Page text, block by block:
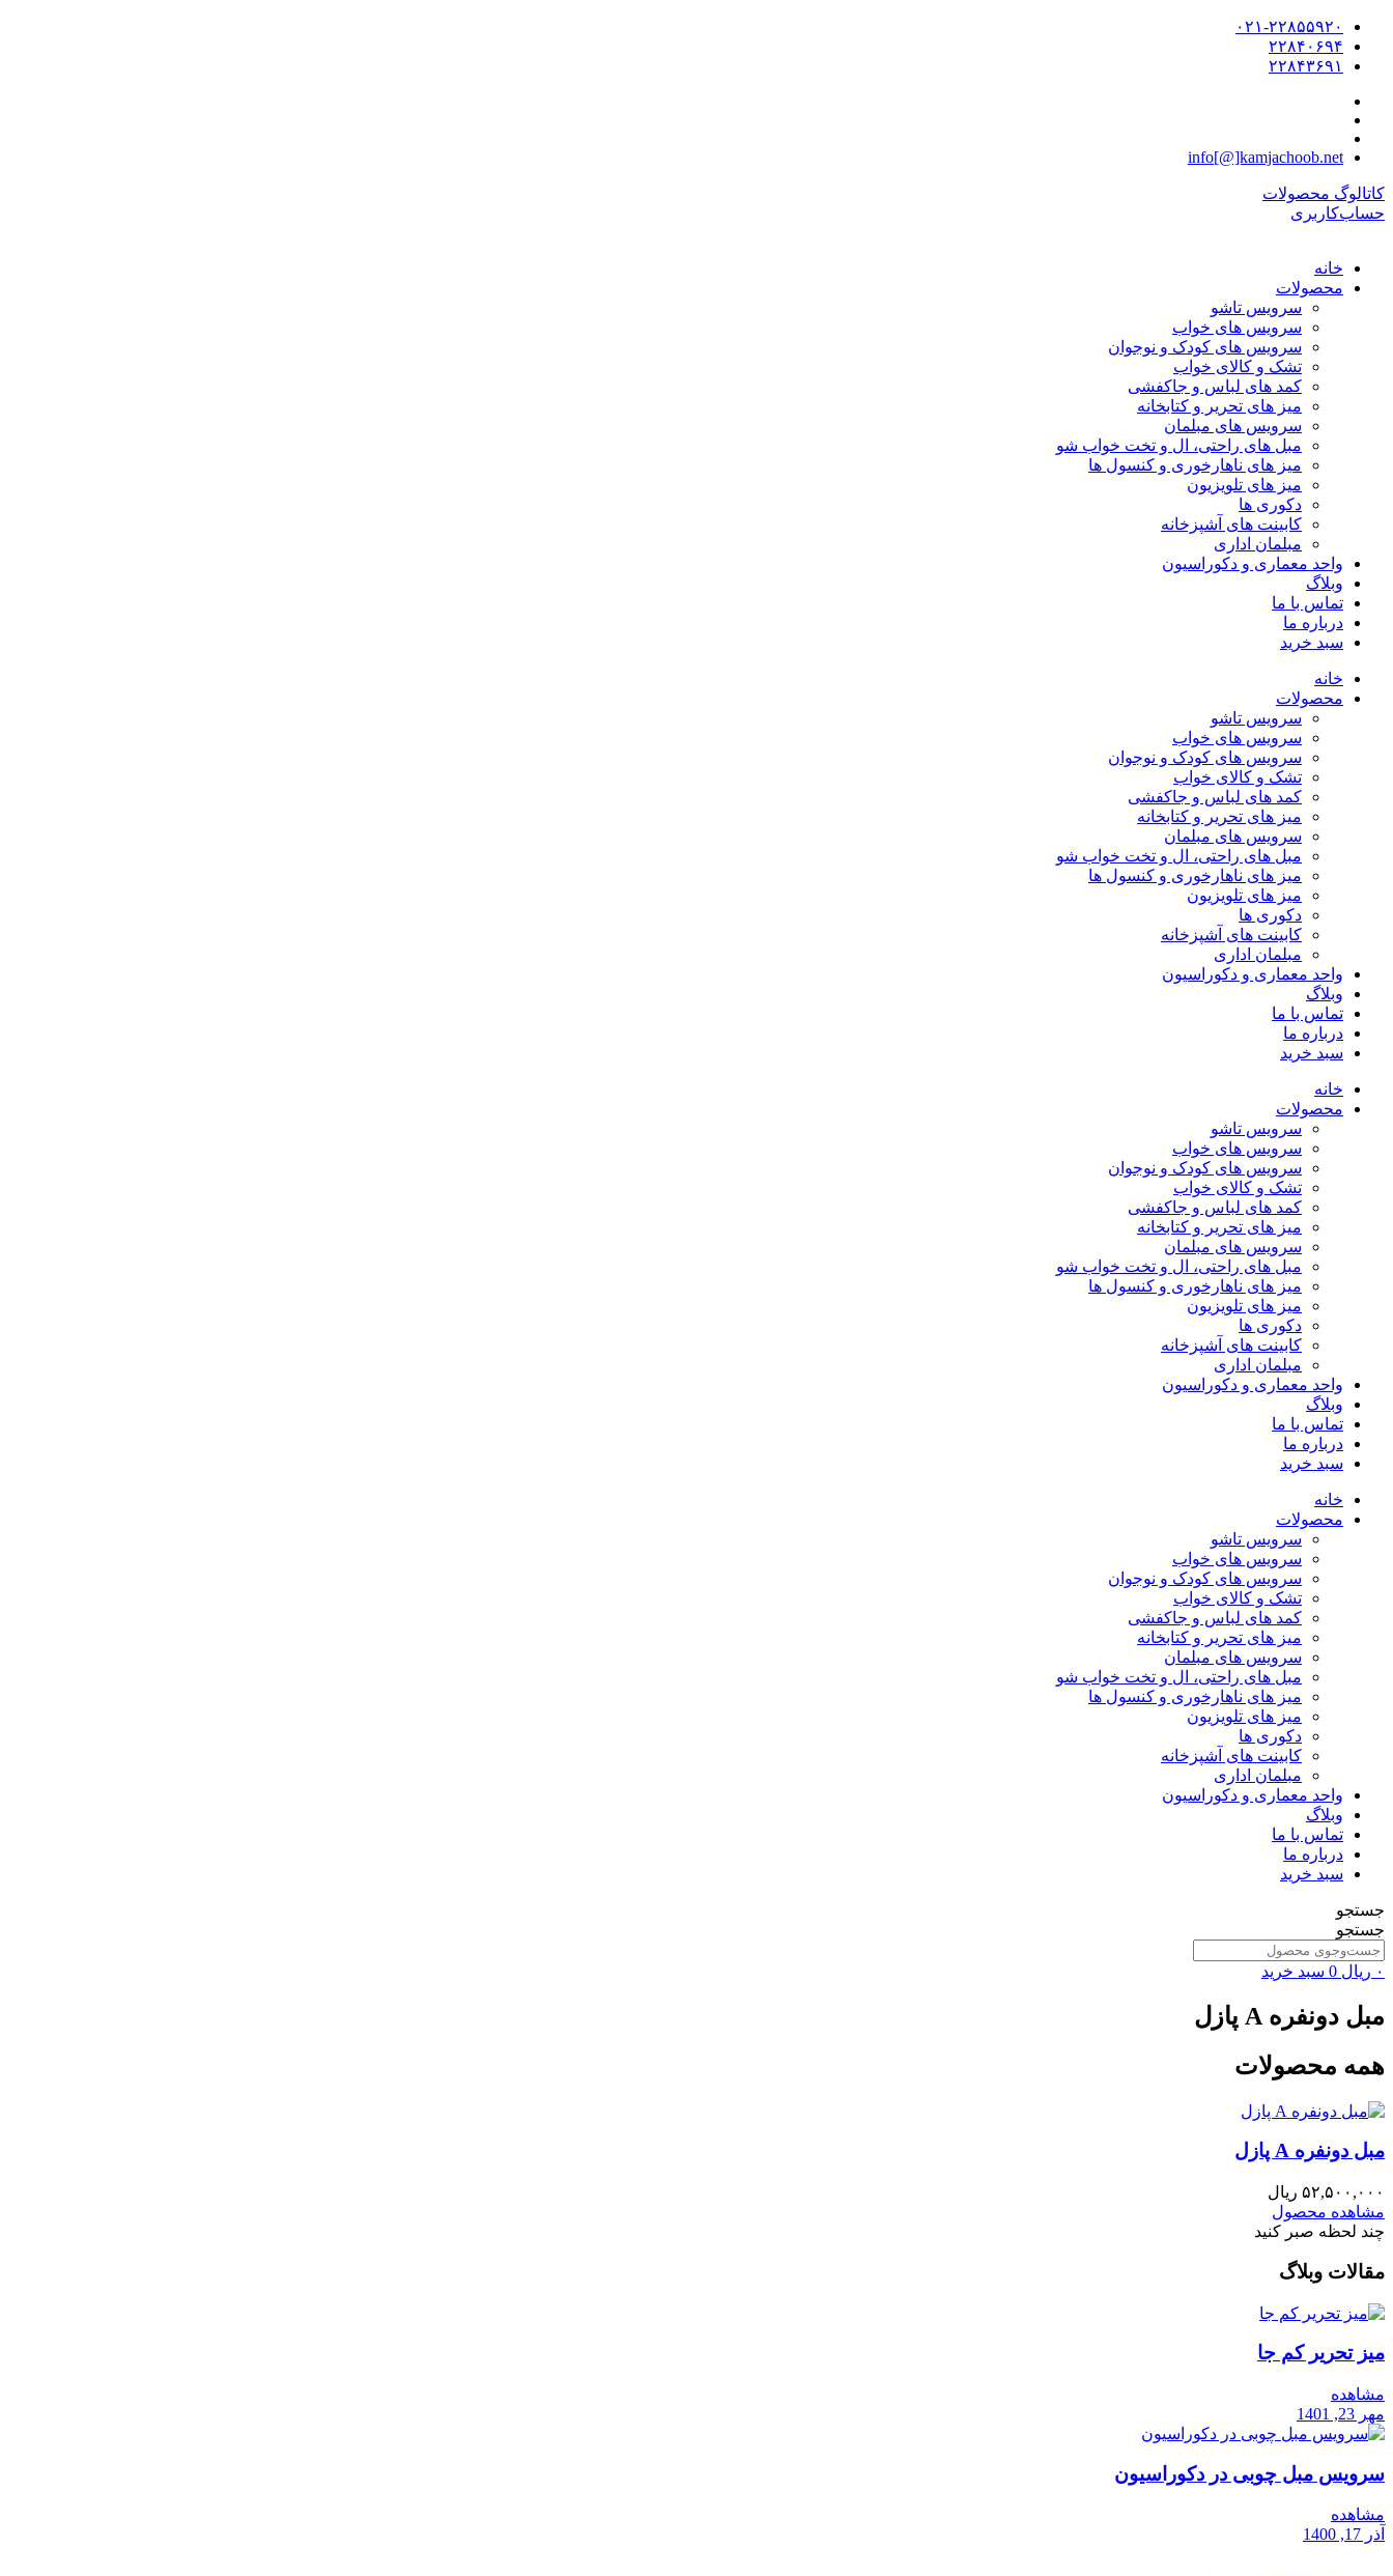
۰۲۱-۲۲۸۵۵۹۲۰
۲۲۸۴۰۶۹۴
۲۲۸۴۳۶۹۱
info[@]kamjachoob.net
کاتالوگ محصولات
حساب‌کاربری
خانه
محصولات
سرویس تاشو
سرویس های خواب
سرویس های کودک و نوجوان
تشک و کالای خواب
کمد های لباس و جاکفشی
میز های تحریر و کتابخانه
سرویس های مبلمان
مبل های راحتی، ال و تخت خواب شو
میز های ناهارخوری و کنسول ها
میز های تلویزیون
دکوری ها
کابینت های آشپزخانه
مبلمان اداری
واحد معماری و دکوراسیون
وبلاگ
تماس با ما
درباره ما
سبد خرید
خانه
محصولات
سرویس تاشو
سرویس های خواب
سرویس های کودک و نوجوان
تشک و کالای خواب
کمد های لباس و جاکفشی
میز های تحریر و کتابخانه
سرویس های مبلمان
مبل های راحتی، ال و تخت خواب شو
میز های ناهارخوری و کنسول ها
میز های تلویزیون
دکوری ها
کابینت های آشپزخانه
مبلمان اداری
واحد معماری و دکوراسیون
وبلاگ
تماس با ما
درباره ما
سبد خرید
خانه
محصولات
سرویس تاشو
سرویس های خواب
سرویس های کودک و نوجوان
تشک و کالای خواب
کمد های لباس و جاکفشی
میز های تحریر و کتابخانه
سرویس های مبلمان
مبل های راحتی، ال و تخت خواب شو
میز های ناهارخوری و کنسول ها
میز های تلویزیون
دکوری ها
کابینت های آشپزخانه
مبلمان اداری
واحد معماری و دکوراسیون
وبلاگ
تماس با ما
درباره ما
سبد خرید
خانه
محصولات
سرویس تاشو
سرویس های خواب
سرویس های کودک و نوجوان
تشک و کالای خواب
کمد های لباس و جاکفشی
میز های تحریر و کتابخانه
سرویس های مبلمان
مبل های راحتی، ال و تخت خواب شو
میز های ناهارخوری و کنسول ها
میز های تلویزیون
دکوری ها
کابینت های آشپزخانه
مبلمان اداری
واحد معماری و دکوراسیون
وبلاگ
تماس با ما
درباره ما
سبد خرید
جستجو
جستجو
۰ ریال 0 سبد خرید
مبل دونفره A پازل
همه محصولات
مبل دونفره A پازل
۵۲,۵۰۰,۰۰۰ ریال
مشاهده محصول
چند لحظه صبر کنید
مقالات وبلاگ
میز تحریر کم جا
مشاهده
مهر 23, 1401
سرویس مبل چوبی در دکوراسیون
مشاهده
آذر 17, 1400